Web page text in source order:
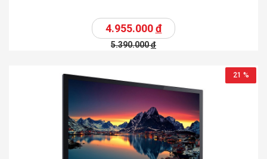
4.955.000đ
5.390.000đ
21 %